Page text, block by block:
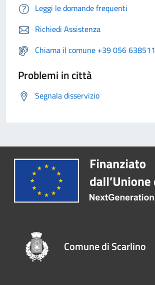
Leggi le domande frequenti
Richiedi Assistenza
Chiama il comune +39 056 638511
Problemi in città
Segnala disservizio
Comune di Scarlino